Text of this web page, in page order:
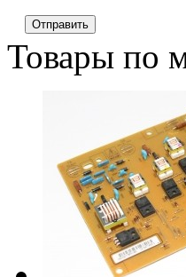
Отправить
Товары по